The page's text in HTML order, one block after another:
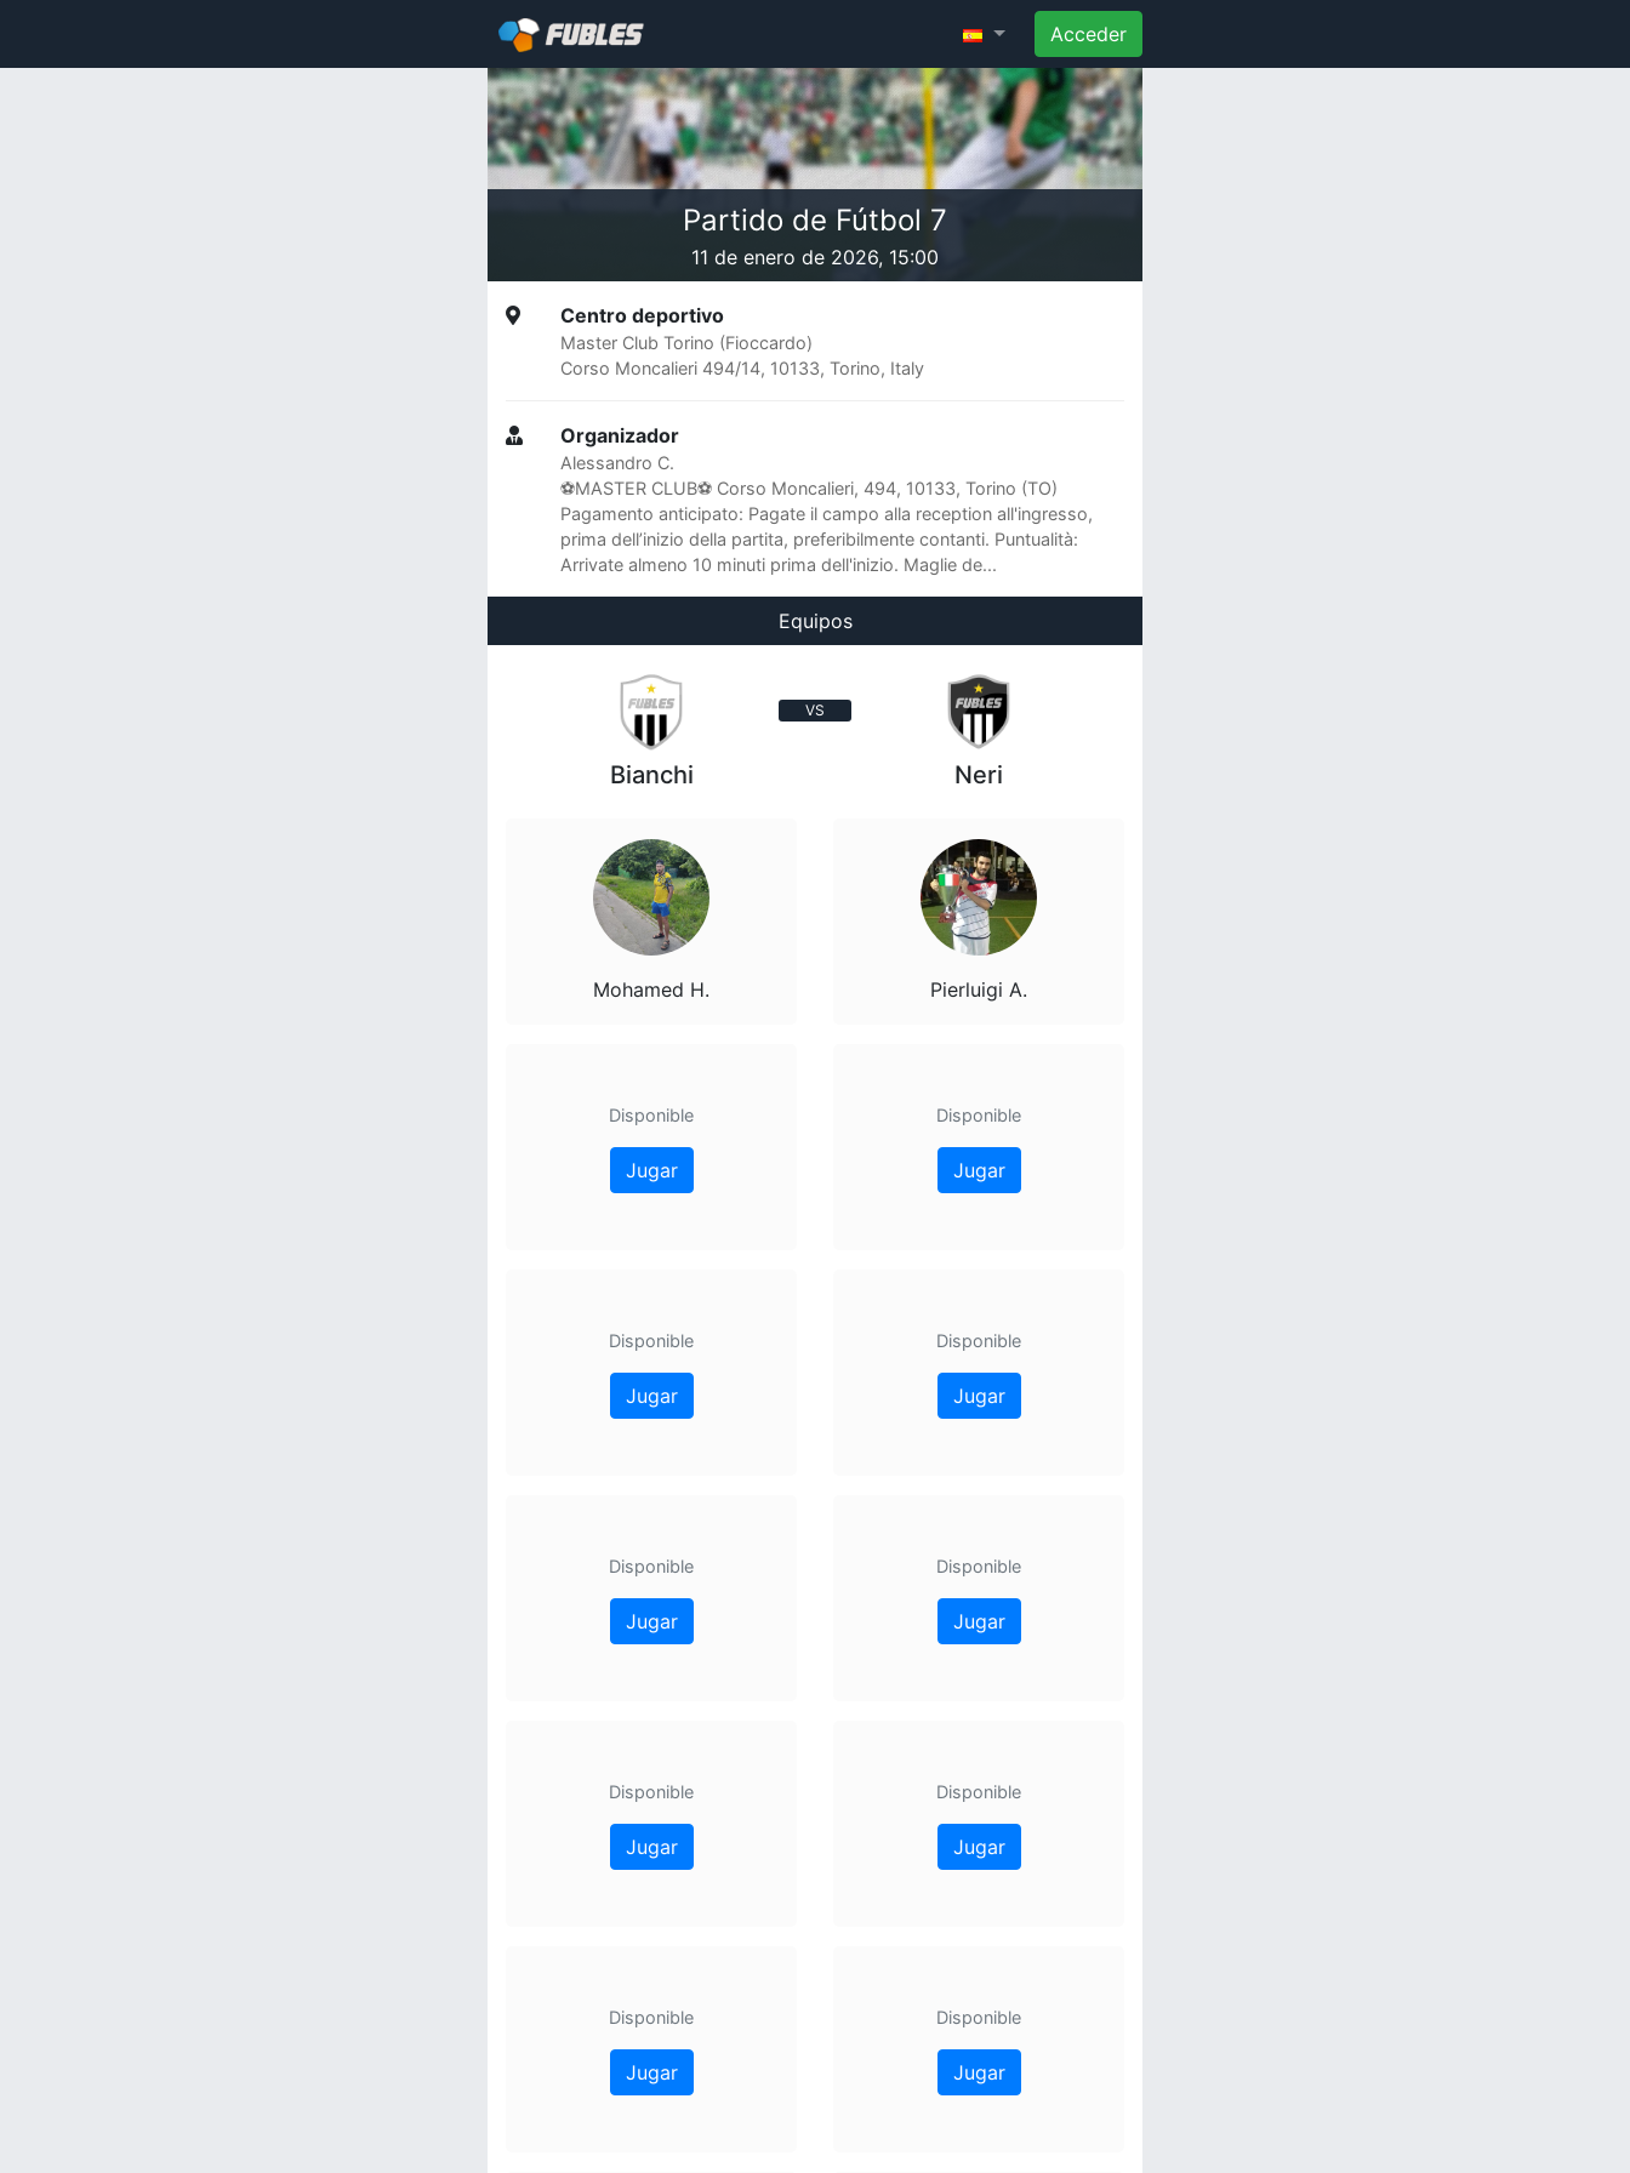
Acceder
Partido de Fútbol 7
11 de enero de 2026, 15:00
Centro deportivo
Master Club Torino (Fioccardo)
Corso Moncalieri 494/14, 10133, Torino, Italy
Organizador
Alessandro C.
⚽️MASTER CLUB⚽ Corso Moncalieri, 494, 10133, Torino (TO)
Pagamento anticipato: Pagate il campo alla reception all'ingresso,
prima dell’inizio della partita, preferibilmente contanti. Puntualità:
Arrivate almeno 10 minuti prima dell'inizio. Maglie de...
Equipos
VS
Bianchi
Mohamed H.
Disponible
Jugar
Disponible
Jugar
Disponible
Jugar
Disponible
Jugar
Disponible
Jugar
Neri
Pierluigi A.
Disponible
Jugar
Disponible
Jugar
Disponible
Jugar
Disponible
Jugar
Disponible
Jugar